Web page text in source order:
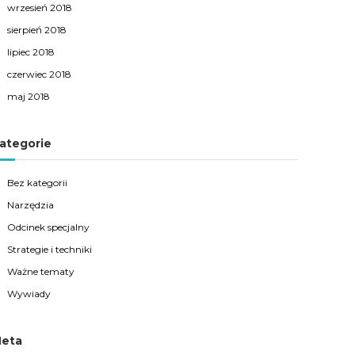
wrzesień 2018
sierpień 2018
lipiec 2018
czerwiec 2018
maj 2018
Bez kategorii
Narzędzia
Odcinek specjalny
Strategie i techniki
Ważne tematy
Wywiady